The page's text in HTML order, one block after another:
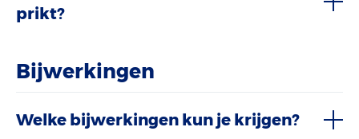
prikt?
Bijwerkingen
Welke bijwerkingen kun je krijgen?